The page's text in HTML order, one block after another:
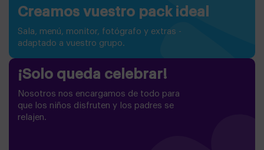
Creamos vuestro pack ideal
Sala, menú, monitor, fotógrafo y extras -
adaptado a vuestro grupo.
¡Solo queda celebrar!
Nosotros nos encargamos de todo para
que los niños disfruten y los padres se
relajen.